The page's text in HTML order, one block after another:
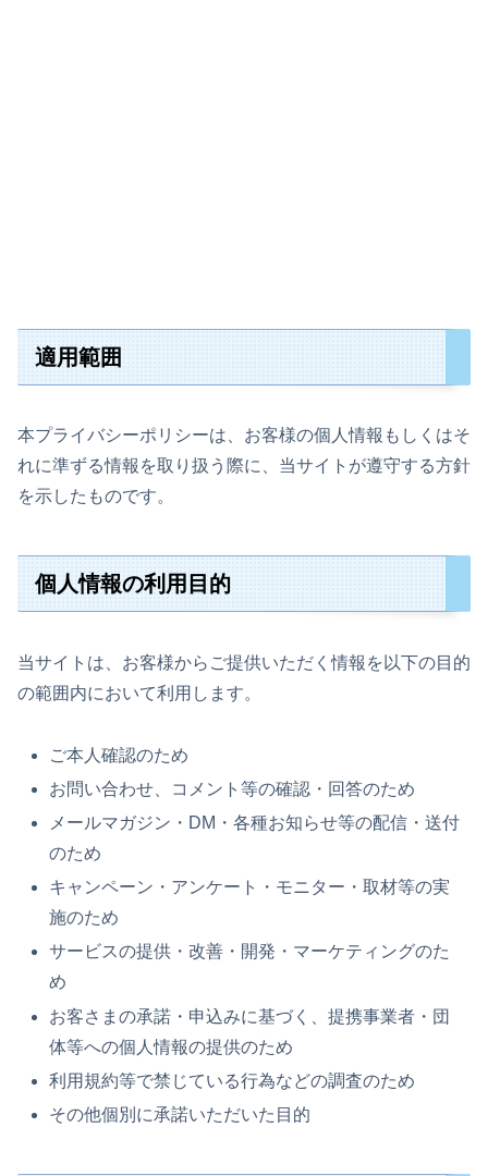
適用範囲
本プライバシーポリシーは、お客様の個人情報もしくはそ
れに準ずる情報を取り扱う際に、当サイトが遵守する方針
を示したものです。
個人情報の利用目的
当サイトは、お客様からご提供いただく情報を以下の目的
の範囲内において利用します。
ご本人確認のため
お問い合わせ、コメント等の確認・回答のため
メールマガジン・DM・各種お知らせ等の配信・送付
のため
キャンペーン・アンケート・モニター・取材等の実
施のため
サービスの提供・改善・開発・マーケティングのた
め
お客さまの承諾・申込みに基づく、提携事業者・団
体等への個人情報の提供のため
利用規約等で禁じている行為などの調査のため
その他個別に承諾いただいた目的